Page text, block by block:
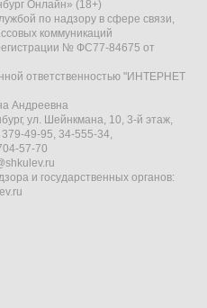
Онлайн» (18+)
по надзору в сфере связи,
коммуникаций
№ ФС77-84675 от
ответственностью "ИНТЕРНЕТ
Андреевна
ул. Шейнкмана, 10, 3-й этаж,
49-95, 34-555-34,
57-70
и государственных органов: